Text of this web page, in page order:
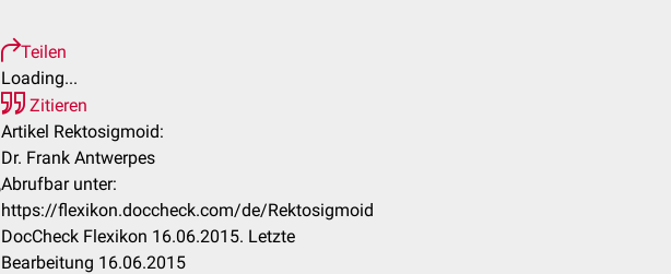
Teilen
Loading...
Zitieren
Artikel Rektosigmoid:
Dr. Frank Antwerpes
Abrufbar unter:
https://flexikon.doccheck.com/de/Rektosigmoid
DocCheck Flexikon 16.06.2015. Letzte
Bearbeitung 16.06.2015